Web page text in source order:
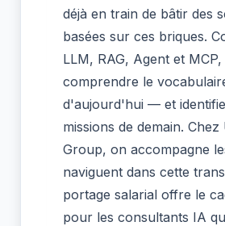
déjà en train de bâtir des
basées sur ces briques.
LLM, RAG, Agent et
comprendre le
d'aujourd'hui — et
missions de demain. Chez
Group, on accompagne
naviguent dans cette
portage salarial offre le
pour les consultants IA